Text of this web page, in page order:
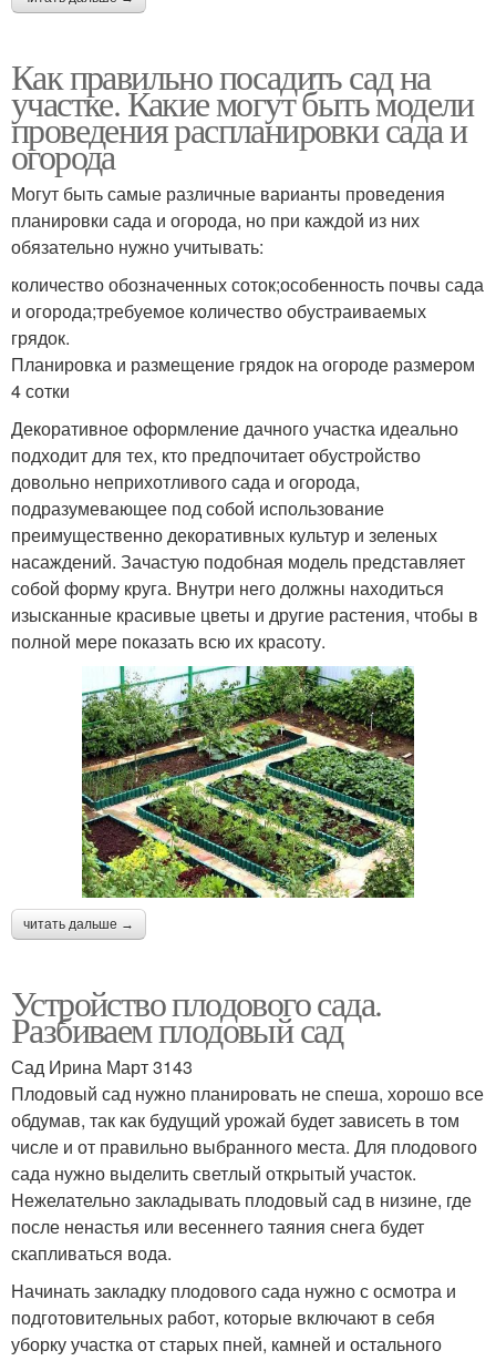
Как правильно посадить сад на
участке. Какие могут быть модели
проведения распланировки сада и
огорода
Могут быть самые различные варианты проведения
планировки сада и огорода, но при каждой из них
обязательно нужно учитывать:
количество обозначенных соток;особенность почвы сада
и огорода;требуемое количество обустраиваемых
грядок.
Планировка и размещение грядок на огороде размером
4 сотки
Декоративное оформление дачного участка идеально
подходит для тех, кто предпочитает обустройство
довольно неприхотливого сада и огорода,
подразумевающее под собой использование
преимущественно декоративных культур и зеленых
насаждений. Зачастую подобная модель представляет
собой форму круга. Внутри него должны находиться
изысканные красивые цветы и другие растения, чтобы в
полной мере показать всю их красоту.
читать дальше →
Устройство плодового сада.
Разбиваем плодовый сад
Сад Ирина Март 3143
Плодовый сад нужно планировать не спеша, хорошо все
обдумав, так как будущий урожай будет зависеть в том
числе и от правильно выбранного места. Для плодового
сада нужно выделить светлый открытый участок.
Нежелательно закладывать плодовый сад в низине, где
после ненастья или весеннего таяния снега будет
скапливаться вода.
Начинать закладку плодового сада нужно с осмотра и
подготовительных работ, которые включают в себя
уборку участка от старых пней, камней и остального